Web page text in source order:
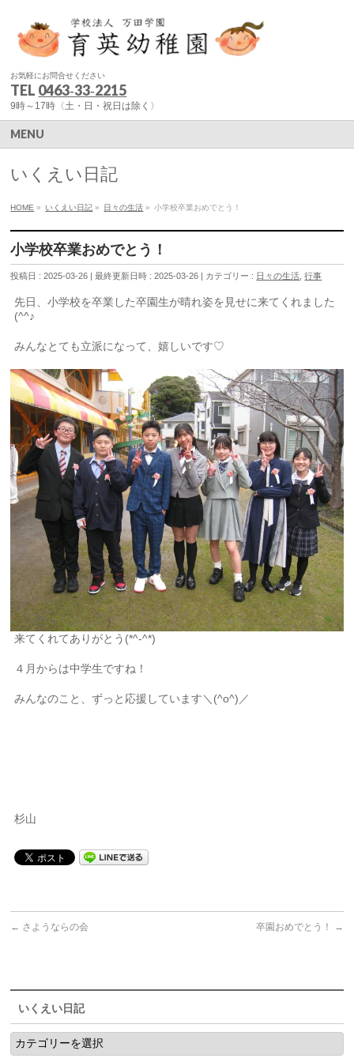
お気軽にお問合せください
TEL 0463‐33‐2215
9時～17時〈土・日・祝日は除く〉
MENU
いくえい日記
HOME » いくえい日記 » 日々の生活 » 小学校卒業おめでとう！
小学校卒業おめでとう！
投稿日 : 2025-03-26 最終更新日時 : 2025-03-26 カテゴリー : 日々の生活 ,行事
先日、小学校を卒業した卒園生が晴れ姿を見せに来てくれました
(^^♪
みんなとても立派になって、嬉しいです♡
来てくれてありがとう(*^-^*)
４月からは中学生ですね！
みんなのこと、ずっと応援しています＼(^o^)／
杉山
← さようならの会 卒園おめでとう！ →
いくえい日記
い
く
え